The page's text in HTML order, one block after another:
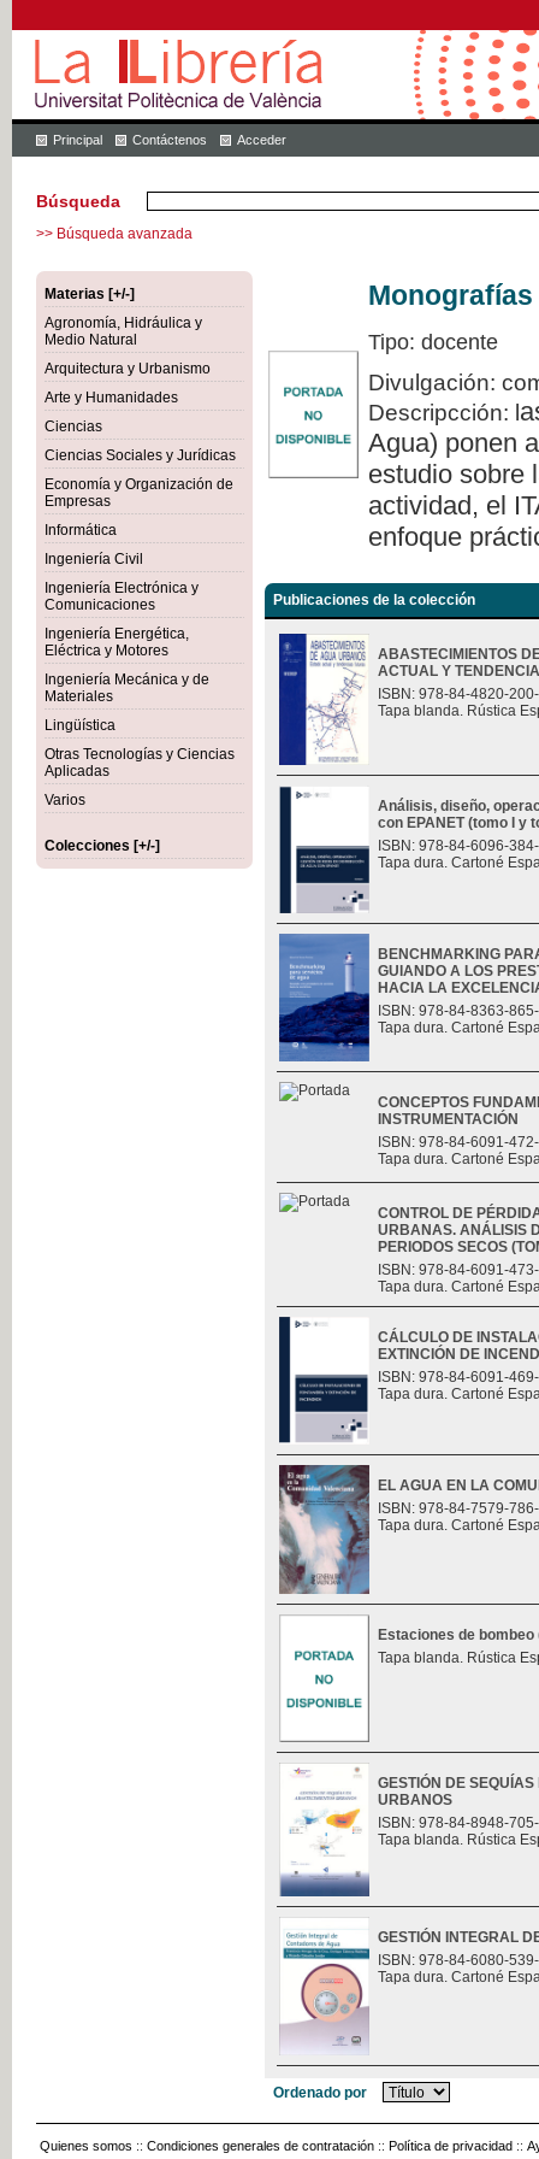
Principal Contáctenos Acceder
Búsqueda
>> Búsqueda avanzada
Materias [+/-]
Agronomía, Hidráulica y
Medio Natural
Arquitectura y Urbanismo
Arte y Humanidades
Ciencias
Ciencias Sociales y Jurídicas
Economía y Organización de
Empresas
Informática
Ingeniería Civil
Ingeniería Electrónica y
Comunicaciones
Ingeniería Energética,
Eléctrica y Motores
Ingeniería Mecánica y de
Materiales
Lingüística
Otras Tecnologías y Ciencias
Aplicadas
Varios
Colecciones [+/-]
Tipo: docente
Divulgación:
Descripcción: l
Agua) ponen
estudio sobre
actividad, el
enfoque
Publicaciones de la colección
ABASTECIMIENTOS
ACTUAL Y
ISBN: 978-84-4820-
Tapa blanda. Rústica
Análisis, diseño,
con EPANET (tomo I y
ISBN: 978-84-6096-
Tapa dura. Cartoné
BENCHMARKING
GUIANDO A LOS
HACIA LA
ISBN: 978-84-8363-
Tapa dura. Cartoné
CONCEPTOS
INSTRUMENTACIÓN
ISBN: 978-84-6091-
Tapa dura. Cartoné
CONTROL DE
URBANAS. ANÁLISIS
PERIODOS SECOS
ISBN: 978-84-6091-
Tapa dura. Cartoné
CÁLCULO DE
EXTINCIÓN DE
ISBN: 978-84-6091-
Tapa dura. Cartoné
EL AGUA EN LA
ISBN: 978-84-7579-
Tapa dura. Cartoné
Estaciones de bombeo
Tapa blanda. Rústica
GESTIÓN DE
URBANOS
ISBN: 978-84-8948-
Tapa blanda. Rústica
GESTIÓN INTEGRAL
ISBN: 978-84-6080-
Tapa dura. Cartoné
Ordenado por
Quienes somos :: Condiciones generales de contratación :: Política de privacidad ::